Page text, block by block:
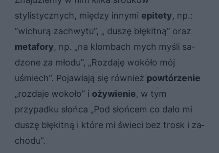
stylistycznych, między innymi epitety, np.:
”wichurą zachwytu”, „ duszę błękitną” oraz
metafory, np. „na klom­bach mych my­śli sa­
dzo­ne za mło­du”, „Roz­da­ję wo­kó­ło mój
uśmiech”. Pojawiają się również powtórzenie
„rozdaje wokoło” i ożywienie, w tym
przypadku słońca „Pod słoń­cem co dało mi
du­szę błę­kit­ną i któ­re mi świe­ci bez trosk i za­
cho­du”.